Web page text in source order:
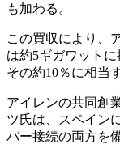
も加わる。
この買収により、
は約5ギガワット
その約10％に相当
アイレンの共同創
ツ氏は、スペイン
バー接続の両方を